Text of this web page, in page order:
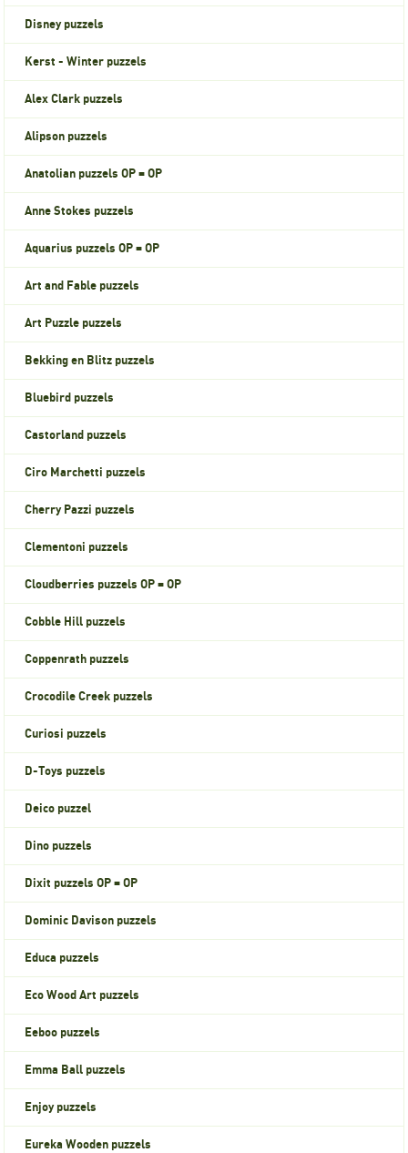
Disney puzzels
Kerst - Winter puzzels
Alex Clark puzzels
Alipson puzzels
Anatolian puzzels OP = OP
Anne Stokes puzzels
Aquarius puzzels OP = OP
Art and Fable puzzels
Art Puzzle puzzels
Bekking en Blitz puzzels
Bluebird puzzels
Castorland puzzels
Ciro Marchetti puzzels
Cherry Pazzi puzzels
Clementoni puzzels
Cloudberries puzzels OP = OP
Cobble Hill puzzels
Coppenrath puzzels
Crocodile Creek puzzels
Curiosi puzzels
D-Toys puzzels
Deico puzzel
Dino puzzels
Dixit puzzels OP = OP
Dominic Davison puzzels
Educa puzzels
Eco Wood Art puzzels
Eeboo puzzels
Emma Ball puzzels
Enjoy puzzels
Eureka Wooden puzzels